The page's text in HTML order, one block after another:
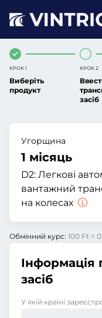
КРОК 1
Виберіть
продукт
КРОК 2
засіб
Угорщина
1 місяць
D2: Легкові
вантажний
на колесах
Обмінний курс: 100 Ft =
Інформація
засіб
У якій країні